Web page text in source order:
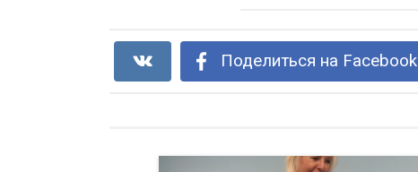
Поделиться на Facebook